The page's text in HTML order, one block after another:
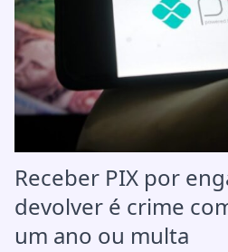
Receber PIX por
devolver é crime
um ano ou multa